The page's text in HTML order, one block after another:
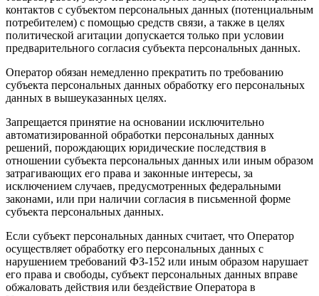
контактов с субъектом персональных данных (потенциальным
потребителем) с помощью средств связи, а также в целях
политической агитации допускается только при условии
предварительного согласия субъекта персональных данных.
Оператор обязан немедленно прекратить по требованию
субъекта персональных данных обработку его персональных
данных в вышеуказанных целях.
Запрещается принятие на основании исключительно
автоматизированной обработки персональных данных
решений, порождающих юридические последствия в
отношении субъекта персональных данных или иным образом
затрагивающих его права и законные интересы, за
исключением случаев, предусмотренных федеральными
законами, или при наличии согласия в письменной форме
субъекта персональных данных.
Если субъект персональных данных считает, что Оператор
осуществляет обработку его персональных данных с
нарушением требований ФЗ-152 или иным образом нарушает
его права и свободы, субъект персональных данных вправе
обжаловать действия или бездействие Оператора в